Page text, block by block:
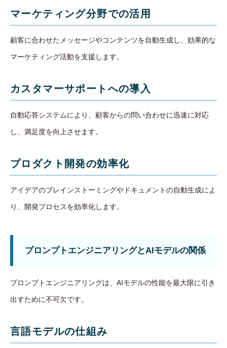
マーケティング分野での活用
顧客に合わせたメッセージやコンテンツを自動生成し、効果的な
マーケティング活動を支援します。
カスタマーサポートへの導入
自動応答システムにより、顧客からの問い合わせに迅速に対応
し、満足度を向上させます。
プロダクト開発の効率化
アイデアのブレインストーミングやドキュメントの自動生成によ
り、開発プロセスを効率化します。
プロンプトエンジニアリングとAIモデルの関係
プロンプトエンジニアリングは、AIモデルの性能を最大限に引き
出すために不可欠です。
言語モデルの仕組み